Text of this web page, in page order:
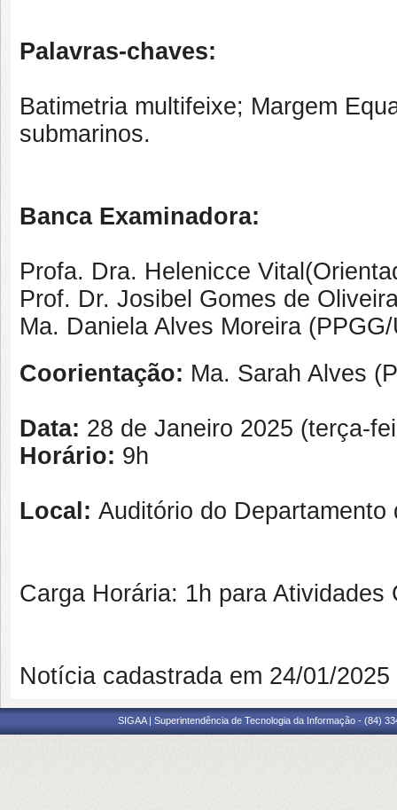
Palavras-chaves:
Batimetria multifeixe; Margem
submarinos.
Banca Examinadora:
Profa. Dra. Helenicce
Prof. Dr. Josibel Gomes de
Ma. Daniela Alves Moreira
Coorientação: Ma. Sarah Alves
Data: 28 de Janeiro 2025 (terça-
Horário: 9h
Local: Auditório do
Carga Horária: 1h para
Notícia cadastrada em 24/01/
SIGAA | Superintendência de Tecnologia da Informação - (84)